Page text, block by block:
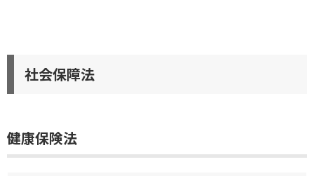
社会保障法
健康保険法